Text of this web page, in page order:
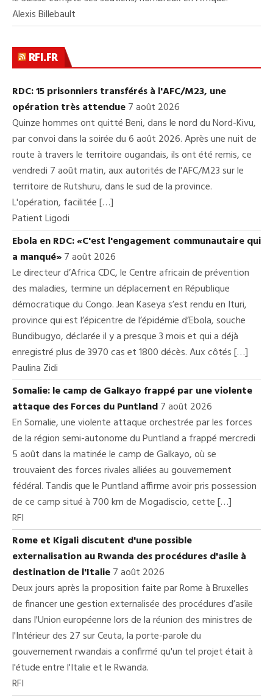
Alexis Billebault
RFI.FR
RDC: 15 prisonniers transférés à l'AFC/M23, une
opération très attendue7 août 2026
Quinze hommes ont quitté Beni, dans le nord du Nord-Kivu,
par convoi dans la soirée du 6 août 2026. Après une nuit de
route à travers le territoire ougandais, ils ont été remis, ce
vendredi 7 août matin, aux autorités de l'AFC/M23 sur le
territoire de Rutshuru, dans le sud de la province.
L'opération, facilitée […]
Patient Ligodi
Ebola en RDC: «C'est l'engagement communautaire qui
a manqué»7 août 2026
Le directeur d’Africa CDC, le Centre africain de prévention
des maladies, termine un déplacement en République
démocratique du Congo. Jean Kaseya s’est rendu en Ituri,
province qui est l’épicentre de l’épidémie d’Ebola, souche
Bundibugyo, déclarée il y a presque 3 mois et qui a déjà
enregistré plus de 3970 cas et 1800 décès. Aux côtés […]
Paulina Zidi
Somalie: le camp de Galkayo frappé par une violente
attaque des Forces du Puntland7 août 2026
En Somalie, une violente attaque orchestrée par les forces
de la région semi-autonome du Puntland a frappé mercredi
5 août dans la matinée le camp de Galkayo, où se
trouvaient des forces rivales alliées au gouvernement
fédéral. Tandis que le Puntland affirme avoir pris possession
de ce camp situé à 700 km de Mogadiscio, cette […]
RFI
Rome et Kigali discutent d'une possible
externalisation au Rwanda des procédures d'asile à
destination de l'Italie7 août 2026
Deux jours après la proposition faite par Rome à Bruxelles
de financer une gestion externalisée des procédures d’asile
dans l'Union européenne lors de la réunion des ministres de
l'Intérieur des 27 sur Ceuta, la porte-parole du
gouvernement rwandais a confirmé qu'un tel projet était à
l'étude entre l'Italie et le Rwanda.
RFI